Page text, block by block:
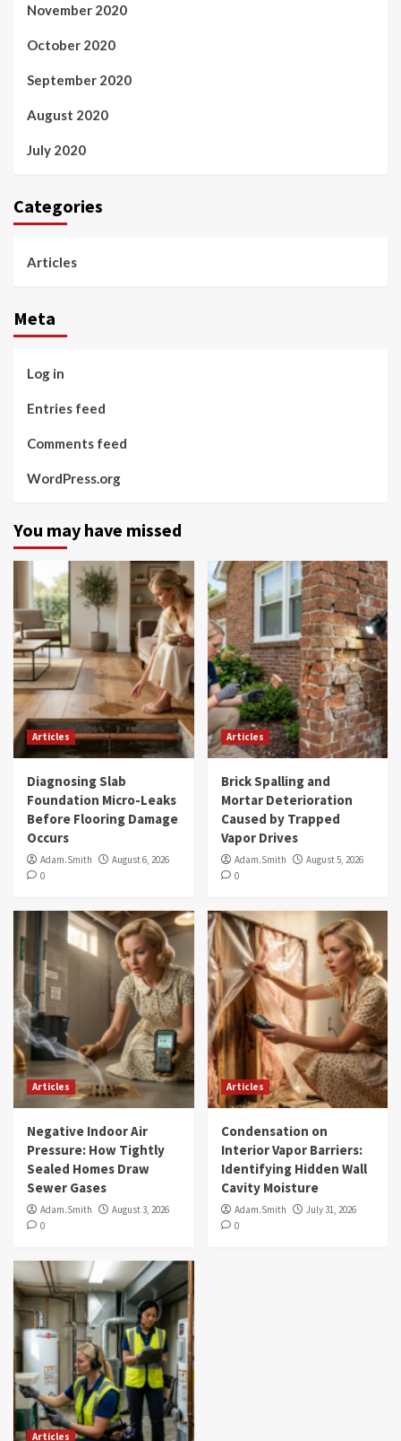
November 2020
October 2020
September 2020
August 2020
July 2020
Categories
Articles
Meta
Log in
Entries feed
Comments feed
WordPress.org
You may have missed
Articles
Diagnosing Slab
Foundation Micro-Leaks
Before Flooring Damage
Occurs
Adam.Smith
August 6, 2026
0
Articles
Brick Spalling and
Mortar Deterioration
Caused by Trapped
Vapor Drives
Adam.Smith
August 5, 2026
0
Articles
Negative Indoor Air
Pressure: How Tightly
Sealed Homes Draw
Sewer Gases
Adam.Smith
August 3, 2026
0
Articles
Condensation on
Interior Vapor Barriers:
Identifying Hidden Wall
Cavity Moisture
Adam.Smith
July 31, 2026
0
Articles